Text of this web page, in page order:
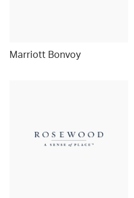
Marriott Bonvoy